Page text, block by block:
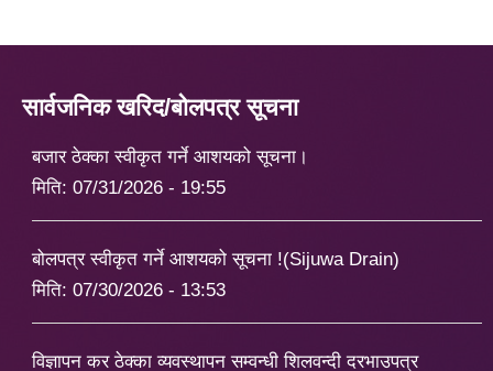
सार्वजनिक खरिद/बोलपत्र सूचना
बजार ठेक्का स्वीकृत गर्ने आशयको सूचना।
मिति: 07/31/2026 - 19:55
बोलपत्र स्वीकृत गर्ने आशयको सूचना !(Sijuwa Drain)
मिति: 07/30/2026 - 13:53
विज्ञापन कर ठेक्का व्यवस्थापन सम्वन्धी शिलवन्दी दरभाउपत्र